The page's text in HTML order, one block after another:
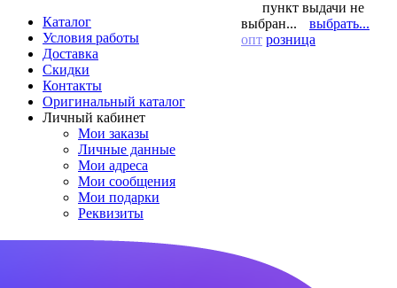
Каталог
Условия работы
Доставка
Скидки
Контакты
Оригинальный каталог
Личный кабинет
Мои заказы
Личные данные
Мои адреса
Мои сообщения
Мои подарки
Реквизиты
пункт выдачи не
выбран...
выбрать...
опт розница